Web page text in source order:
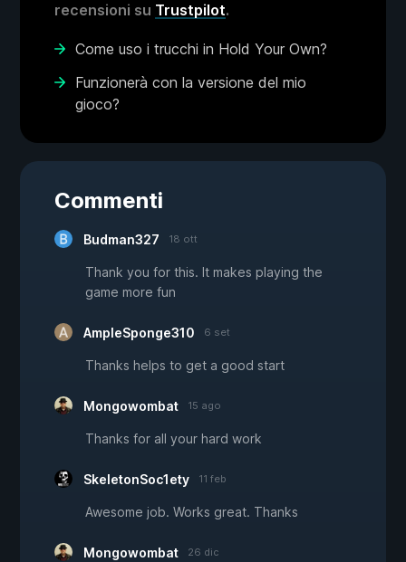
recensioni su Trustpilot.
Come uso i trucchi in Hold Your Own?
Funzionerà con la versione del mio
gioco?
Commenti
Budman327 18 ott
Thank you for this. It makes playing the
game more fun
AmpleSponge310 6 set
Thanks helps to get a good start
Mongowombat 15 ago
Thanks for all your hard work
SkeletonSoc1ety 11 feb
Awesome job. Works great. Thanks
Mongowombat 26 dic